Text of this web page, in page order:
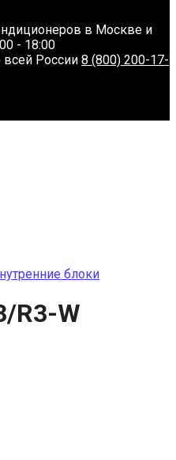
в Москве и
- 18:00
России 8 (800) 200-17-
блоки
R3-W